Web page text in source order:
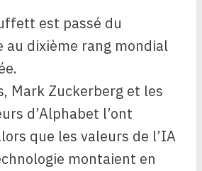
est passé du
au dixième rang mondial
Mark Zuckerberg et les
d’Alphabet l’ont
que les valeurs de l’IA
montaient en